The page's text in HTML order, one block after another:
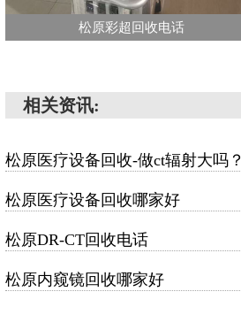
松原彩超回收电话
相关资讯:
松原医疗设备回收-做ct辐射大吗？
松原医疗设备回收哪家好
松原DR-CT回收电话
松原内窥镜回收哪家好